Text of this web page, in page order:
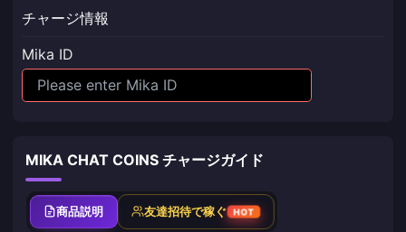
チャージ情報
Mika ID
MIKA CHAT COINS チャージガイド
商品説明 友達招待で稼ぐ HOT